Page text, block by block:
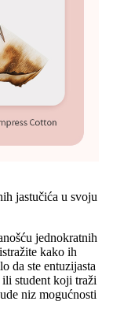
jastučića u svoju
jednokratnih
kako ih
da ste entuzijasta
student koji traži
niz mogućnosti